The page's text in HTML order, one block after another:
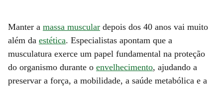
Manter a massa muscular depois dos 40 anos vai muito
além da estética. Especialistas apontam que a
musculatura exerce um papel fundamental na proteção
do organismo durante o envelhecimento, ajudando a
preservar a força, a mobilidade, a saúde metabólica e a